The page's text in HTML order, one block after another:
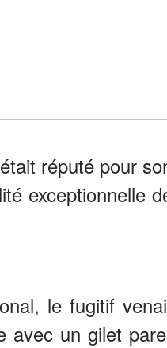
réputé pour
exceptionnelle
le fugitif
avec un gilet